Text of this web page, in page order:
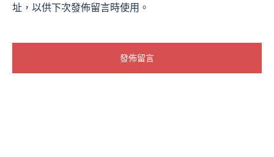
址，以供下次發佈留言時使用。